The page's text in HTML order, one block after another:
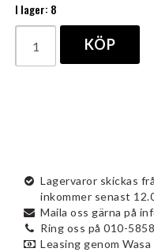
I lager: 8
KÖP
Lagervaror skickas
inkommer senast
Maila oss gärna på
Ring oss på 010-
Leasing genom